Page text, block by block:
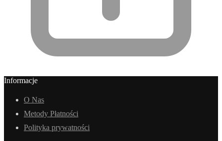
Informacje
O Nas
Metody Płatności
Polityka prywatności